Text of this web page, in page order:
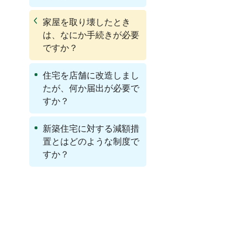
家屋を取り壊したとき
は、なにか手続きが必要
ですか？
住宅を店舗に改造しまし
たが、何か届出が必要で
すか？
新築住宅に対する減額措
置とはどのような制度で
すか？